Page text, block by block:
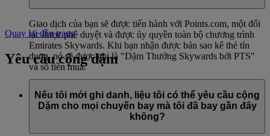
Giao dịch của bạn sẽ được tiến hành với Points.com, một đối
tác được phê duyệt và được ủy quyền toàn bộ chương trình
Emirates Skywards. Khi bạn nhận được bản sao kê thẻ tín
dụng, nó sẽ được ghi là "Dặm Thưởng Skywards bởi PTS"
và số tiền mua.
Quay lại đầu trang
Yêu cầu cộng dặm
Nếu tôi mới ghi danh, liệu tôi có thể yêu cầu cộng
Dặm cho mọi chuyến bay mà tôi đã bay gần đây
không?